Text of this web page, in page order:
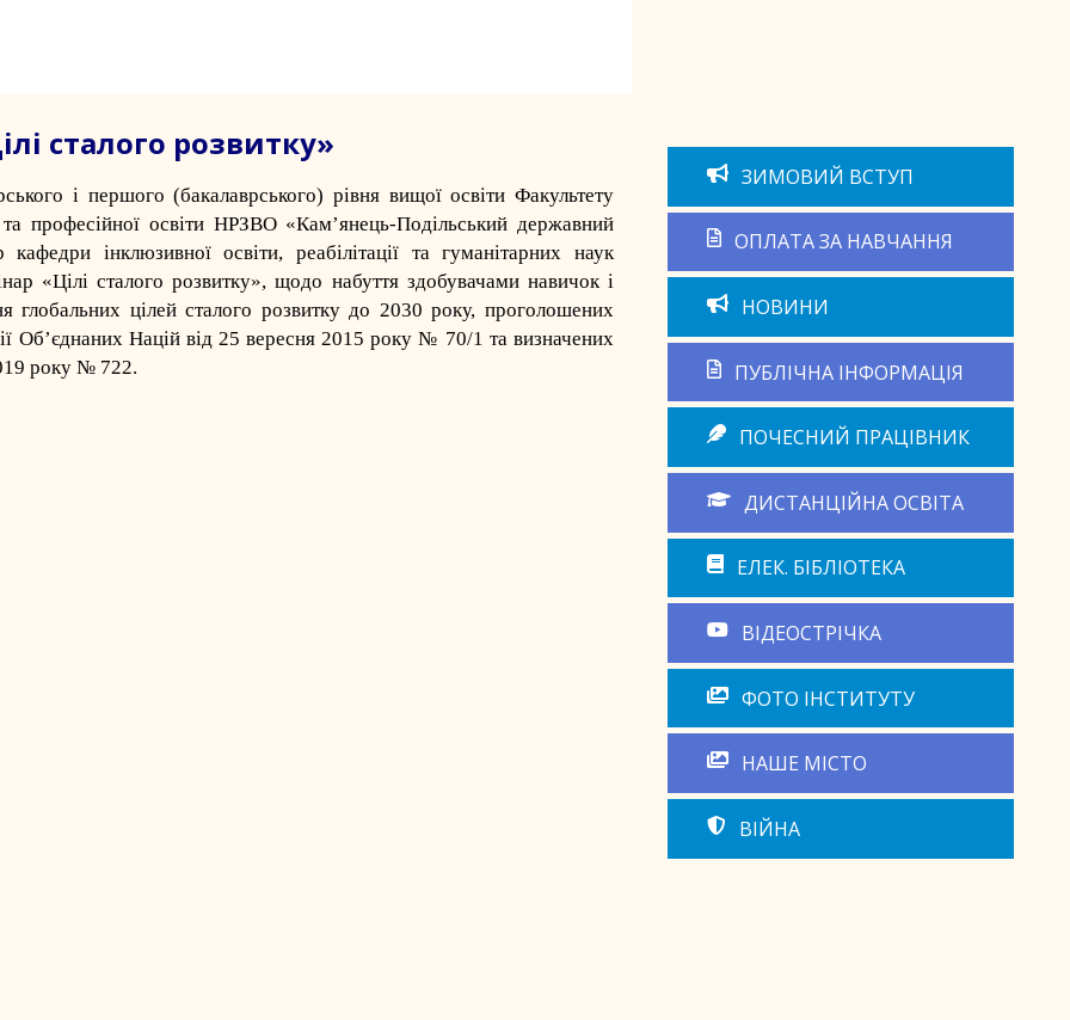
сталого розвитку»
і першого (бакалаврського) рівня вищої освіти Факультету
та професійної освіти НРЗВО «Кам’янець-Подільський державний
інклюзивної освіти, реабілітації та гуманітарних наук
«Цілі сталого розвитку», щодо набуття здобувачами навичок і
глобальних цілей сталого розвитку до 2030 року, проголошених
Об’єднаних Націй від 25 вересня 2015 року № 70/1 та визначених
року № 722.
ЗИМОВИЙ ВСТУП
ОПЛАТА ЗА НАВЧАННЯ
НОВИНИ
ПУБЛІЧНА ІНФОРМАЦІЯ
ПОЧЕСНИЙ ПРАЦІВНИК
ДИСТАНЦІЙНА ОСВІТА
ЕЛЕК. БІБЛІОТЕКА
ВІДЕОСТРІЧКА
ФОТО ІНСТИТУТУ
НАШЕ МІСТО
ВІЙНА